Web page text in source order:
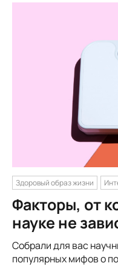
Здоровый образ жизни
Факторы, от
науке не
Собрали для вас
популярных мифов о